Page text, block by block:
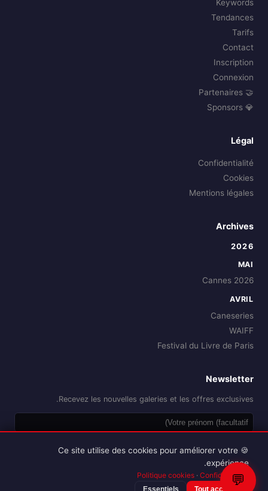
Keywords
Tendances
Tarifs
Contact
Inscription
Connexion
🤝 Partenaires
💎 Sponsors
Légal
Confidentialité
Cookies
Mentions légales
Archives
2026
MAI
Cannes 2026
AVRIL
Caneseries
WAIFF
Festival du Livre de Paris
Newsletter
Recevez les nouvelles galeries et les offres exclusives.
💬
🍪 Ce site utilise des cookies pour améliorer votre
expérience.
Politique cookies · Confidentialité